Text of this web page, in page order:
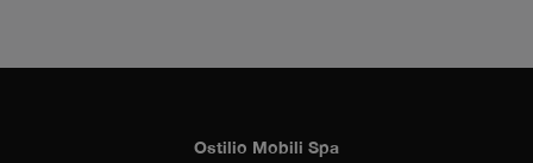
Ostilio Mobili Spa